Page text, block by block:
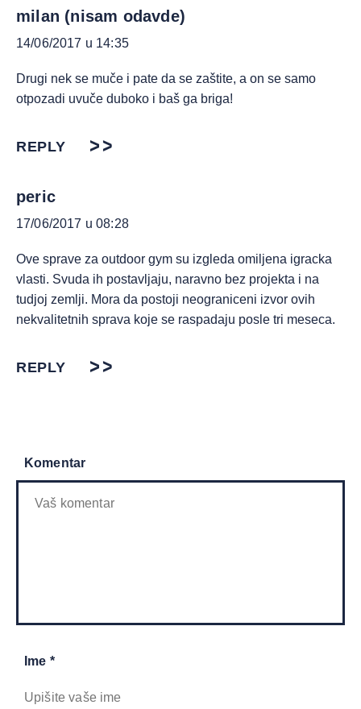
milan (nisam odavde)
14/06/2017 u 14:35
Drugi nek se muče i pate da se zaštite, a on se samo
otpozadi uvuče duboko i baš ga briga!
REPLY
peric
17/06/2017 u 08:28
Ove sprave za outdoor gym su izgleda omiljena igracka
vlasti. Svuda ih postavljaju, naravno bez projekta i na
tudjoj zemlji. Mora da postoji neograniceni izvor ovih
nekvalitetnih sprava koje se raspadaju posle tri meseca.
REPLY
Komentar
Ime *